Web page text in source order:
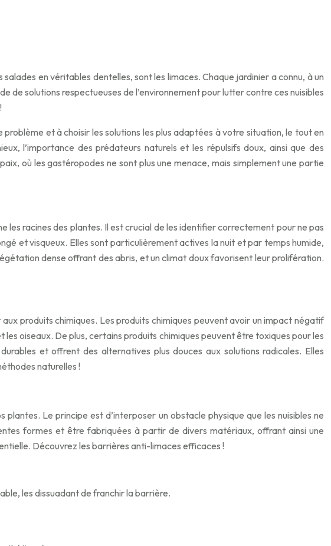
en véritables dentelles, sont les limaces. Chaque jardinier a connu, à un
de solutions respectueuses de l’environnement pour lutter contre ces nuisibles
et à choisir les solutions les plus adaptées à votre situation, le tout en
l’importance des prédateurs naturels et les répulsifs doux, ainsi que des
où les gastéropodes ne sont plus une menace, mais simplement une partie
les racines des plantes. Il est crucial de les identifier correctement pour ne pas
et visqueux. Elles sont particulièrement actives la nuit et par temps humide,
dense offrant des abris, et un climat doux favorisent leur prolifération.
produits chimiques. Les produits chimiques peuvent avoir un impact négatif
oiseaux. De plus, certains produits chimiques peuvent être toxiques pour les
et offrent des alternatives plus douces aux solutions radicales. Elles
naturelles !
Le principe est d’interposer un obstacle physique que les nuisibles ne
formes et être fabriquées à partir de divers matériaux, offrant ainsi une
Découvrez les barrières anti-limaces efficaces !
les dissuadant de franchir la barrière.